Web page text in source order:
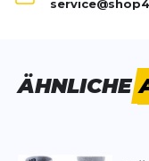
eignet sich
den Zehen
ÄHNLICHE